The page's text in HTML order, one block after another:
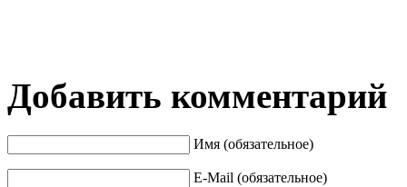
Добавить комментарий
Имя (обязательное)
E-Mail (обязательное)